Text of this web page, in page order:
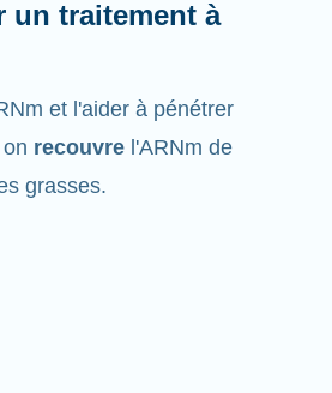
et l'aider à pénétrer
onrecouvre l'ARNm de
grasses.